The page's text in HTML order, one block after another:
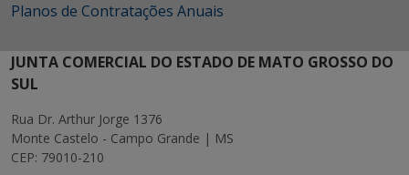
Planos de Contratações Anuais
JUNTA COMERCIAL DO ESTADO DE MATO GROSSO DO
SUL
Rua Dr. Arthur Jorge 1376
Monte Castelo - Campo Grande | MS
CEP: 79010-210